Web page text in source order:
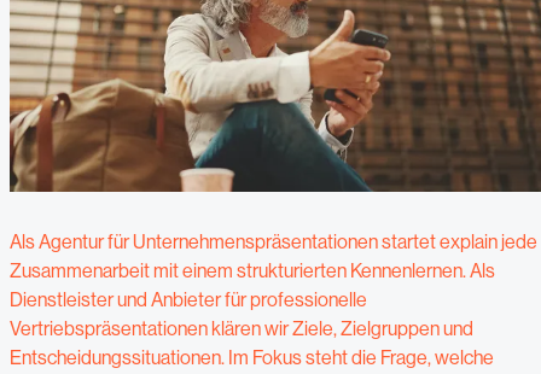
Als Agentur für Unternehmenspräsentationen startet explain jede
Zusammenarbeit mit einem strukturierten Kennenlernen. Als
Dienstleister und Anbieter für professionelle
Vertriebspräsentationen klären wir Ziele, Zielgruppen und
Entscheidungssituationen. Im Fokus steht die Frage, welche